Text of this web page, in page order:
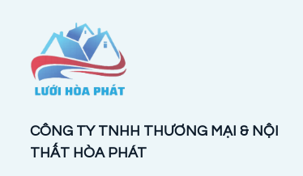
CÔNG TY TNHH THƯƠNG MẠI & NỘI
THẤT HÒA PHÁT